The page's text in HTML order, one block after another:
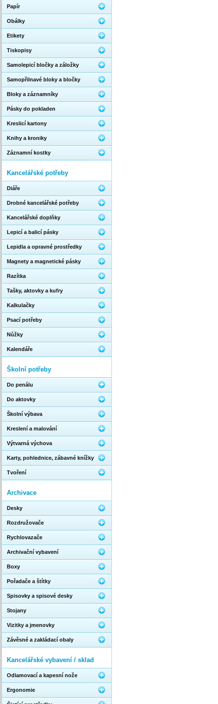
Papír
Obálky
Etikety
Tiskopisy
Samolepicí bločky a záložky
Samopřilnavé bloky a bločky
Bloky a záznamníky
Pásky do pokladen
Kreslicí kartony
Knihy a kroniky
Záznamní kostky
Kancelářské potřeby
Diáře
Drobné kancelářské potřeby
Kancelářské doplňky
Lepicí a balicí pásky
Lepidla a opravné prostředky
Magnety a magnetické pásky
Razítka
Tašky, aktovky a kufry
Kalkulačky
Psací potřeby
Nůžky
Kalendáře
Školní potřeby
Do penálu
Do aktovky
Školní výbava
Kreslení a malování
Výtvarná výchova
Karty, pohlednice, zábavné knížky
Tvoření
Archivace
Desky
Rozdružovače
Rychlovazače
Archivační vybavení
Boxy
Pořadače a štítky
Spisovky a spisové desky
Stojany
Vizitky a jmenovky
Závěsné a zakládací obaly
Kancelářské vybavení / sklad
Odlamovací a kapesní nože
Ergonomie